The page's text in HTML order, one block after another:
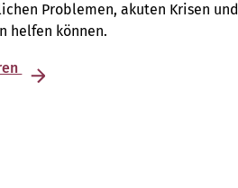
Problemen, akuten Krisen und
helfen können.